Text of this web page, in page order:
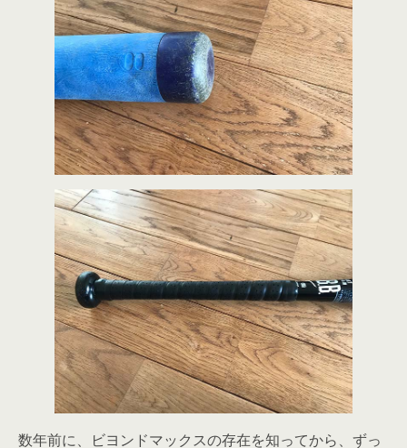
数年前に、ビヨンドマックスの存在を知ってから、ずっ